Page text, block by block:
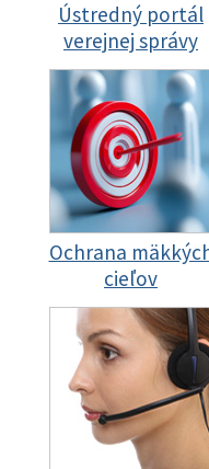
Ústredný portál
verejnej správy
Ochrana
cieľov